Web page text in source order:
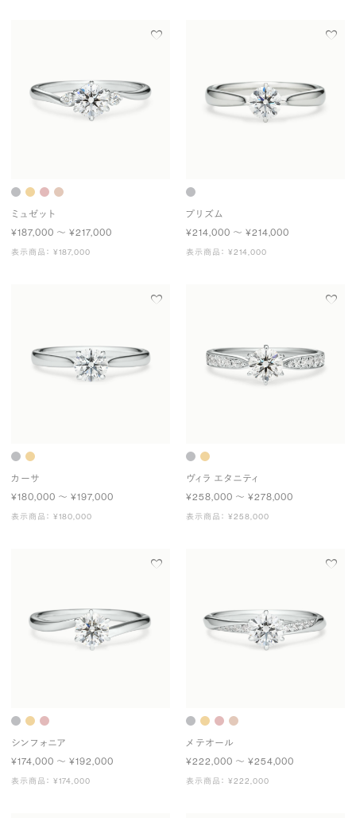
ミュゼット
¥187,000 〜 ¥217,000
表示商品： ¥187,000
プリズム
¥214,000 〜 ¥214,000
表示商品： ¥214,000
カーサ
¥180,000 〜 ¥197,000
表示商品： ¥180,000
ヴィラ エタニティ
¥258,000 〜 ¥278,000
表示商品： ¥258,000
シンフォニア
¥174,000 〜 ¥192,000
表示商品： ¥174,000
メテオール
¥222,000 〜 ¥254,000
表示商品： ¥222,000